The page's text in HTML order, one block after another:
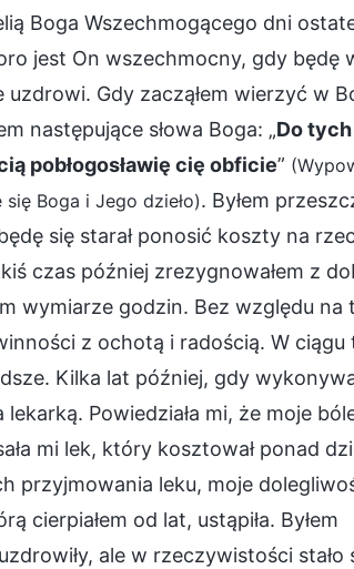
Boga Wszechmogącego dni
jest On wszechmocny, gdy będę
uzdrowi. Gdy zacząłem wierzyć w
następujące słowa Boga: „Do
pobłogosławię cię obficie”
Boga i Jego dzieło). Byłem
się starał ponosić koszty na
czas później zrezygnowałem z
wymiarze godzin. Bez względu na
z ochotą i radością. W ciągu
Kilka lat później, gdy
Powiedziała mi, że moje
mi lek, który kosztował ponad
przyjmowania leku, moje
cierpiałem od lat, ustąpiła. Byłem
ale w rzeczywistości stało